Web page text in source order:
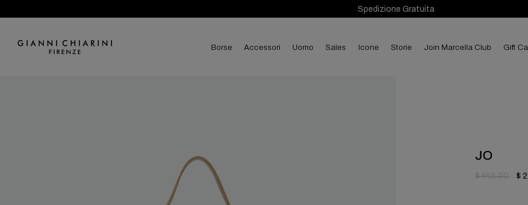
Spedizione Gratuita
borse accessori uomo sales Icone Storie Join Marcella Club Gift
JO
$ 445.00 $